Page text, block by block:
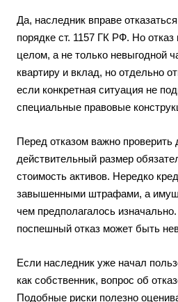
Да, наследник вправе
порядке ст. 1157 ГК РФ. Но отказ
целом, а не только невыгодной
квартиру и вклад, но отдельно
если конкретная ситуация не
специальные правовые
Перед отказом важно проверить
действительный размер
стоимость активов. Нередко
завышенными штрафами, а
чем предполагалось
поспешный отказ может быть
Если наследник уже начал
как собственник, вопрос об
Подобные риски полезно